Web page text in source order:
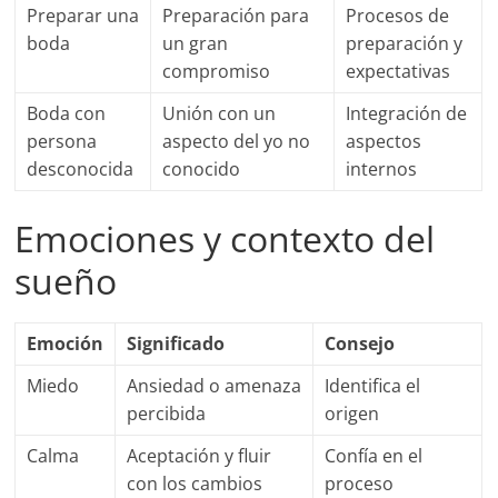
Preparar una
boda
Preparación para
un gran
compromiso
Procesos de
preparación y
expectativas
Boda con
persona
desconocida
Unión con un
aspecto del yo no
conocido
Integración de
aspectos
internos
Emociones y contexto del
sueño
Emoción Significado
Consejo
Miedo
Ansiedad o amenaza
percibida
Identifica el
origen
Calma
Aceptación y fluir
con los cambios
Confía en el
proceso